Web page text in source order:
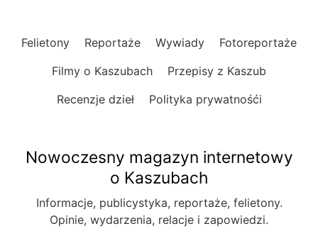
Felietony Reportaże Wywiady
Fotoreportaże
Filmy o Kaszubach
Przepisy z Kaszub
Recenzje dzieł
Polityka prywatnośći
Nowoczesny magazyn internetowy
o Kaszubach
Informacje, publicystyka, reportaże, felietony.
Opinie, wydarzenia, relacje i zapowiedzi.